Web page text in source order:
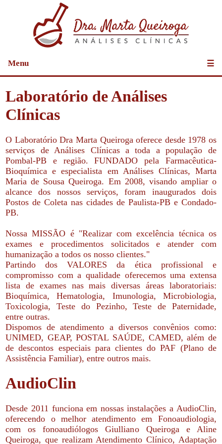
Menu ☰
Laboratório de Análises
Clínicas
O Laboratório Dra Marta Queiroga oferece desde 1978 os
serviços de Análises Clínicas a toda a população de
Pombal-PB e região. FUNDADO pela Farmacêutica-
Bioquímica e especialista em Análises Clínicas, Marta
Maria de Sousa Queiroga. Em 2008, visando ampliar o
alcance dos nossos serviços, foram inaugurados dois
Postos de Coleta nas cidades de Paulista-PB e Condado-
PB.
Nossa MISSÃO é "Realizar com excelência técnica os
exames e procedimentos solicitados e atender com
humanização a todos os nosso clientes."
Partindo dos VALORES da ética profissional e
compromisso com a qualidade oferecemos uma extensa
lista de exames nas mais diversas áreas laboratoriais:
Bioquímica, Hematologia, Imunologia, Microbiologia,
Toxicologia, Teste do Pezinho, Teste de Paternidade,
entre outras.
Dispomos de atendimento a diversos convênios como:
UNIMED, GEAP, POSTAL SAÚDE, CAMED, além de
de descontos especiais para clientes do PAF (Plano de
Assistência Familiar), entre outros mais.
AudioClin
Desde 2011 funciona em nossas instalações a AudioClin,
oferecendo o melhor atendimento em Fonoaudiologia,
com os fonoaudiólogos Giulliano Queiroga e Aline
Queiroga, que realizam Atendimento Clínico, Adaptação